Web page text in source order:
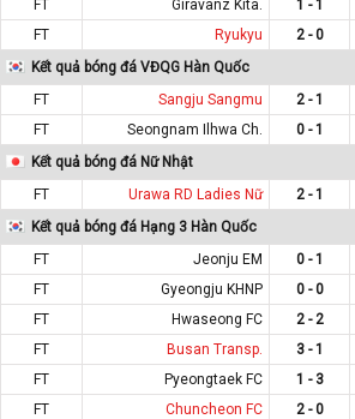
FT
Giravanz Kita. 1 - 1
FT
Ryukyu 2 - 0
Kết quả bóng đá VĐQG Hàn Quốc
FT
Sangju Sangmu 2 - 1
FT
Seongnam Ilhwa Ch. 0 - 1
Kết quả bóng đá Nữ Nhật
FT
Urawa RD Ladies Nữ 2 - 1
Kết quả bóng đá Hạng 3 Hàn Quốc
FT
Jeonju EM 0 - 1
FT
Gyeongju KHNP 0 - 0
FT
Hwaseong FC 2 - 2
FT
Busan Transp. 3 - 1
FT
Pyeongtaek FC 1 - 3
FT
Chuncheon FC 2 - 0